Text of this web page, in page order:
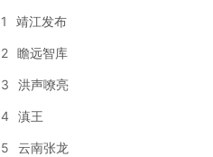
1 靖江发布
2 瞻远智库
3 洪声嘹亮
4 滇王
5 云南张龙